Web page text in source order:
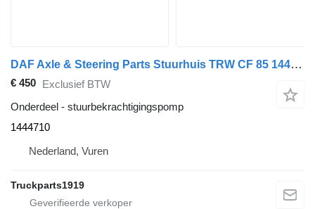
DAF Axle & Steering Parts Stuurhuis TRW CF 85 1444710 stuurbekrachtigingspomp voor vrachtwagen
€ 450 Exclusief BTW
Onderdeel - stuurbekrachtigingspomp
1444710
Nederland, Vuren
Truckparts1919